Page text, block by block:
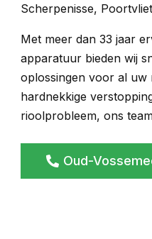
Scherpenisse,
Met meer dan 33 jaar
apparatuur bieden wij
oplossingen voor al uw
hardnekkige
rioolprobleem, ons
Oud-